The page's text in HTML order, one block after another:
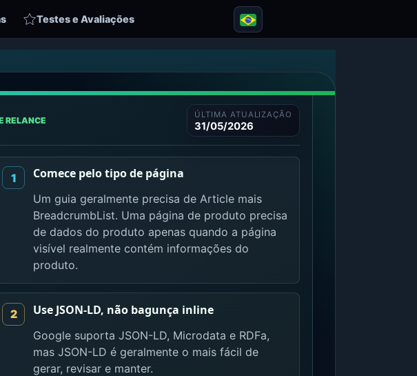
Testes e Avaliações
RELANCE
ÚLTIMA ATUALIZAÇÃO
31/05/2026
Comece pelo tipo de página
Um guia geralmente precisa de Article mais
BreadcrumbList. Uma página de produto precisa
de dados do produto apenas quando a página
visível realmente contém informações do
produto.
Use JSON-LD, não bagunça inline
Google suporta JSON-LD, Microdata e RDFa,
mas JSON-LD é geralmente o mais fácil de
gerar, revisar e manter.